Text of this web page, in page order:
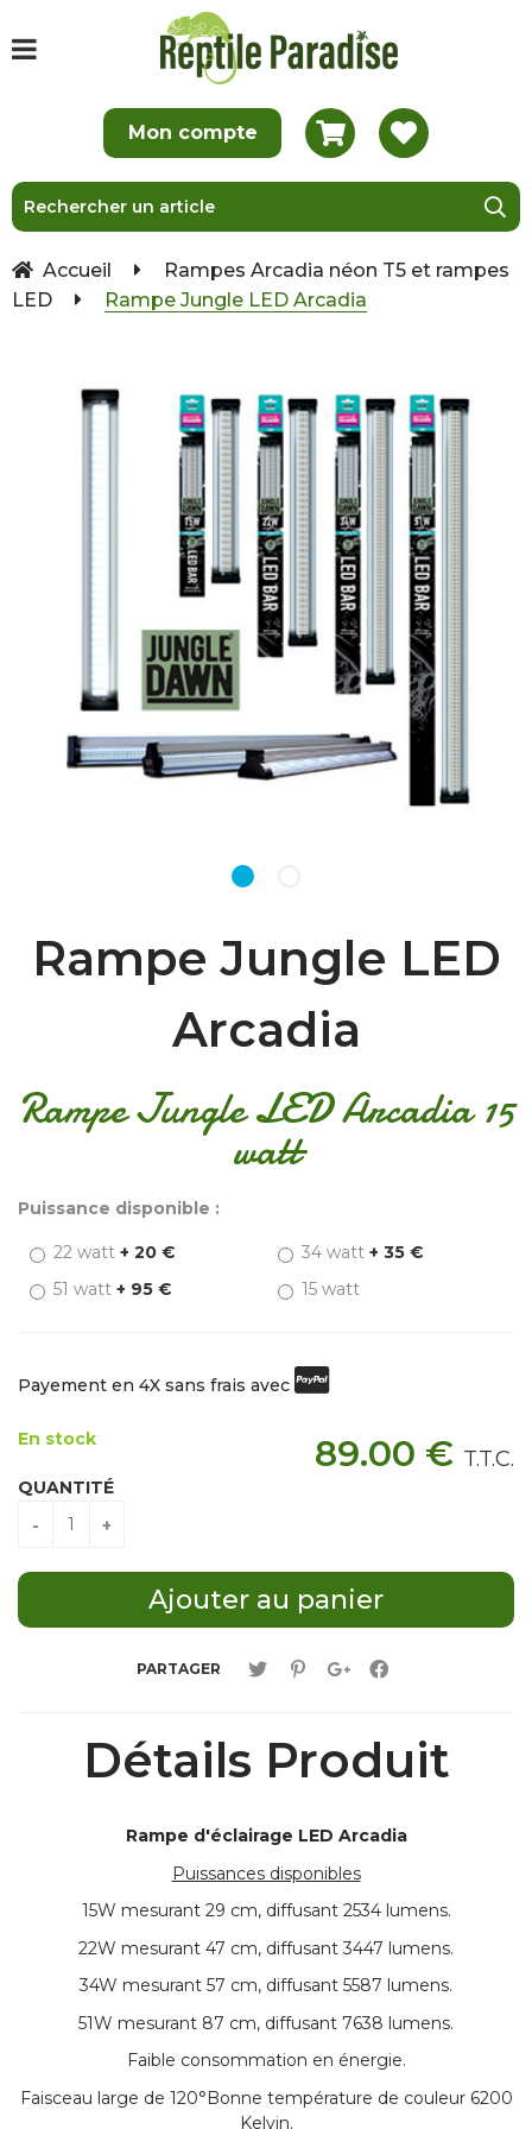
Accueil
Rampes Arcadia néon T5 et rampes
LED
Rampe Jungle LED Arcadia
Rampe Jungle LED
Arcadia
Rampe Jungle LED Arcadia 15
watt
Puissance disponible :
22 watt + 20 € 34 watt + 35 €
51 watt + 95 € 15 watt
Payement en 4X sans frais avec
89.00 € T.T.C.
En stock
QUANTITÉ
PARTAGER
Détails Produit
Rampe d'éclairage LED Arcadia
Puissances disponibles
15W mesurant 29 cm, diffusant 2534 lumens.
22W mesurant 47 cm, diffusant 3447 lumens.
34W mesurant 57 cm, diffusant 5587 lumens.
51W mesurant 87 cm, diffusant 7638 lumens.
Faible consommation en énergie.
Faisceau large de 120°Bonne température de couleur 6200
Kelvin.